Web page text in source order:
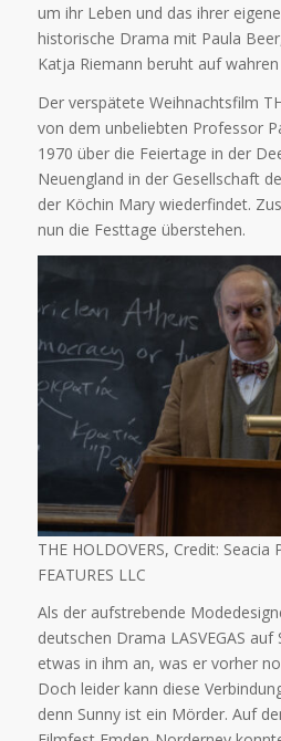
um ihr Leben und das ihrer
historische Drama mit Paula
Katja Riemann beruht auf
Der verspätete Weihnachtsfilm
von dem unbeliebten Professor
1970 über die Feiertage in der
Neuengland in der Gesellschaft
der Köchin Mary wiederfindet.
nun die Festtage überstehen.
THE HOLDOVERS, Credit:
FEATURES LLC
Als der aufstrebende
deutschen Drama LASVEGAS
etwas in ihm an, was er vorher
Doch leider kann diese
denn Sunny ist ein Mörder. Auf